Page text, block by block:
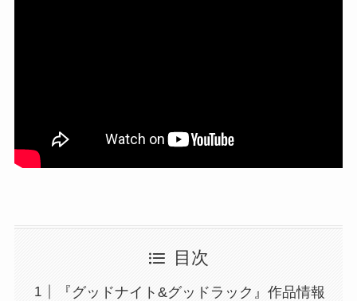
目次
『グッドナイト&グッドラック』作品情報